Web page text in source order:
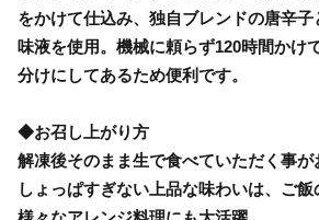
をかけて仕込み、独自ブレンドの唐辛子
味液を使用。機械に頼らず120時間かけ
分けにしてあるため便利です。
◆お召し上がり方
解凍後そのまま生で食べていただく事が
しょっぱすぎない上品な味わいは、ご飯